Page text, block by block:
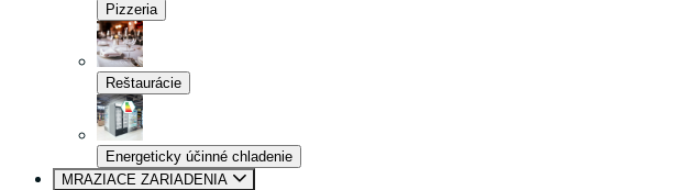
Pizzeria
Reštaurácie
Energeticky účinné chladenie
MRAZIACE ZARIADENIA